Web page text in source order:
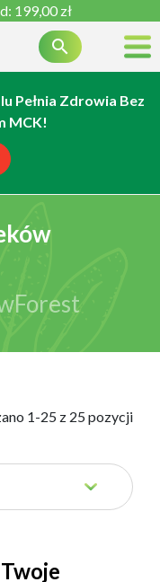
199,00 zł

Pełnia Zdrowia Bez
MCK!
1-25 z 25 pozycji